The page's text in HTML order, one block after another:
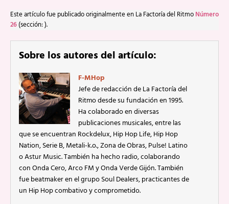
Este artículo fue publicado originalmente en La Factoría del Ritmo Número
26 (sección: ).
Sobre los autores del artículo:
F-MHop
Jefe de redacción de La Factoría del
Ritmo desde su fundación en 1995.
Ha colaborado en diversas
publicaciones musicales, entre las
que se encuentran Rockdelux, Hip Hop Life, Hip Hop
Nation, Serie B, Metali-k.o., Zona de Obras, Pulse! Latino
o Astur Music. También ha hecho radio, colaborando
con Onda Cero, Arco FM y Onda Verde Gijón. También
fue beatmaker en el grupo Soul Dealers, practicantes de
un Hip Hop combativo y comprometido.